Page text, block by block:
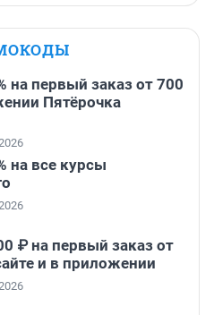
на первый заказ от 700
Пятёрочка
на все курсы
₽ на первый заказ от
и в приложении